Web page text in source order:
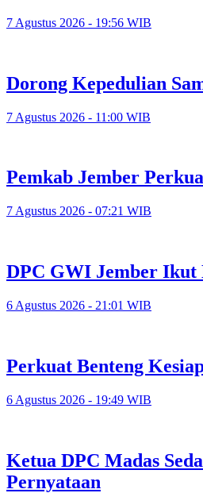
7 Agustus 2026 - 19:56 WIB
Dorong Kepedulian
7 Agustus 2026 - 11:00 WIB
Pemkab Jember
7 Agustus 2026 - 07:21 WIB
DPC GWI Jember Ikut
6 Agustus 2026 - 21:01 WIB
Perkuat Benteng
6 Agustus 2026 - 19:49 WIB
Ketua DPC Madas
Pernyataan